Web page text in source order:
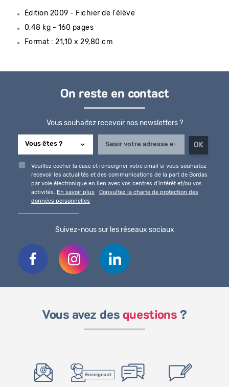
Édition 2009 - Fichier de l'élève
0,48 kg - 160 pages
Format : 21,10 x 29,80 cm
On reste en contact
Vous souhaitez recevoir nos newsletters ?
Veuillez cocher la case et renseigner votre email si vous souhaitez
recevoir les actualités et des communications de la part de Bordas
par voie électronique en lien avec vos centres d'intérêt et/ou vos
activités. En savoir plus
Consultez la charte de protection des
données personnelles
Suivez-nous sur les réseaux sociaux
Vous avez des questions ?